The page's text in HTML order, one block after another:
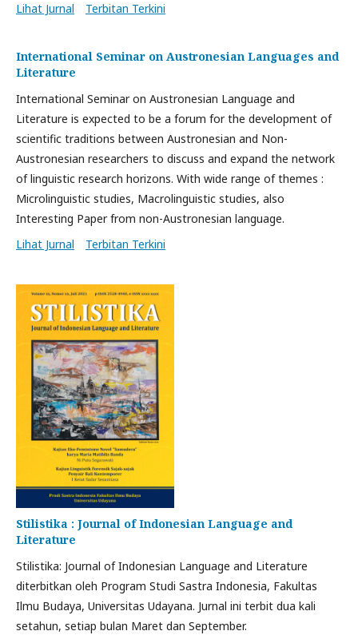
Lihat Jurnal
Terbitan Terkini
International Seminar on Austronesian Languages and
Literature
International Seminar on Austronesian Language and
Literature is expected to be a forum for the development of
scientific traditions between Austronesian and Non-
Austronesian researchers to discuss and expand the network
of linguistic research horizons. With wide range of themes :
Microlinguistic studies, Macrolinguistic studies, also
Interesting Paper from non-Austronesian language.
Lihat Jurnal
Terbitan Terkini
Stilistika : Journal of Indonesian Language and
Literature
Stilistika: Journal of Indonesian Language and Literature
diterbitkan oleh Program Studi Sastra Indonesia, Fakultas
Ilmu Budaya, Universitas Udayana. Jurnal ini terbit dua kali
setahun, setiap bulan Maret dan September.